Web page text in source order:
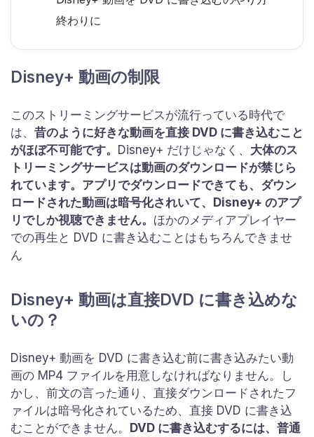
終わりに
Disney+ 動画の制限
このストリーミングサービスが流行っている時代で
は、 昔のように好きな動画を直接 DVD に書き込むこと
がほぼ不可能です。 Disney+ だけじゃなく、 大体のス
トリーミングサービスは動画のダウンロードが禁じら
れています。アプリでダウンロードできても、ダウン
ロードされた動画は暗号化されいて、Disney+ のアプ
リでしか視聴できません。 ほかのメディアプレイヤー
での再生と DVD に書き込むことはもちろんできませ
ん
Disney+ 動画は直接DVD に書き込めな
いの？
Disney+ 動画を DVD に書き込む前に書き込みたい動
画の MP4 ファイルを用意しなければなりません。し
かし、前文の言った通り、直接ダウンロードされたフ
ァイルは暗号化されているため、直接 DVD に書き込
むことができません。 DVD に書き込むするには、普通